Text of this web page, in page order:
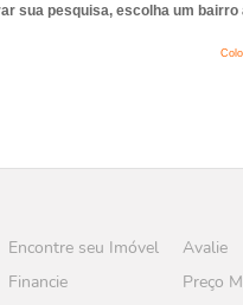
sua pesquisa, escolha um bairro
Encontre seu Imóvel
Avalie
Financie
Preço